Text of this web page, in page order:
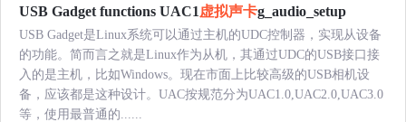
USB Gadget functions UAC1虚拟声卡g_audio_setup
USB Gadget是Linux系统可以通过主机的UDC控制器，实现从设备
的功能。简而言之就是Linux作为从机，其通过UDC的USB接口接
入的是主机，比如Windows。现在市面上比较高级的USB相机设
备，应该都是这种设计。UAC按规范分为UAC1.0,UAC2.0,UAC3.0
等，使用最普通的......